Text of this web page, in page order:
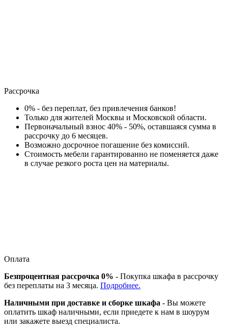
Рассрочка
0% - без переплат, без привлечения банков!
Только для жителей Москвы и Московской области.
Первоначальный взнос 40% - 50%, оставшаяся сумма в
рассрочку до 6 месяцев.
Возможно досрочное погашение без комиссий.
Стоимость мебели гарантированно не поменяется даже
в случае резкого роста цен на материалы.
Оплата
Безпроцентная рассрочка 0% - Покупка шкафа в рассрочку
без переплаты на 3 месяца. Подробнее.
Наличными при доставке и сборке шкафа - Вы можете
оплатить шкаф наличными, если приедете к нам в шоурум
или закажете выезд специалиста.